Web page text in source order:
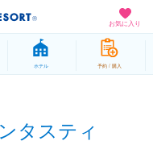
お気に入り
ホテル 予約 / 購入
タスティ